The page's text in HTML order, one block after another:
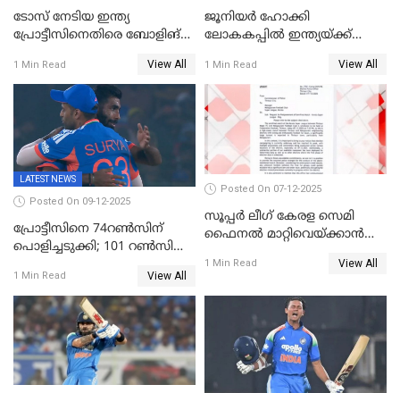
ടോസ് നേടിയ ഇന്ത്യ
പ്രോട്ടീസിനെതിരെ ബോളിങ്
1 Min Read View All
ജൂനിയര്‍ ഹോക്കി
ലോകകപ്പിൽ ഇന്ത്യയ്ക്ക്
1 Min Read View All
LATEST NEWS
Posted On 09-12-2025
പ്രോട്ടീസിനെ 74റൺസിന്‌
പൊളിച്ചടുക്കി; 101 റൺസിന്റെ
വിക്കറ്റ് തികയ്ക്കുന്ന
താരമായി ബുമ്ര
1 Min Read View All
Posted On 07-12-2025
സൂപ്പർ ലീഗ് കേരള സെമി
ഫൈനൽ മാറ്റിവെയ്ക്കാൻ
1 Min Read View All